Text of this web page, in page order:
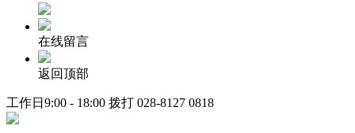
在线留言
返回顶部
工作日9:00 - 18:00 拨打 028-8127 0818